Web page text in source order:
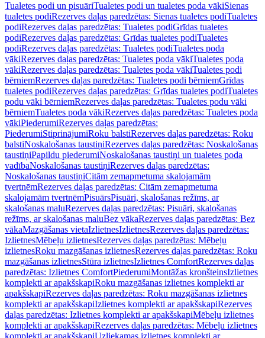
Tualetes podi un pisuāriTualetes podi un tualetes poda vākiSienas
tualetes podiRezerves daļas paredzētas: Sienas tualetes podiTualetes
podiRezerves daļas paredzētas: Tualetes podiGrīdas tualetes
podiRezerves daļas paredzētas: Grīdas tualetes podiTualetes
podiRezerves daļas paredzētas: Tualetes podiTualetes poda
vākiRezerves daļas paredzētas: Tualetes poda vākiTualetes poda
vākiRezerves daļas paredzētas: Tualetes poda vākiTualetes podi
bērniemRezerves daļas paredzētas: Tualetes podi bērniemGrīdas
tualetes podiRezerves daļas paredzētas: Grīdas tualetes podiTualetes
podu vāki bērniemRezerves daļas paredzētas: Tualetes podu vāki
bērniemTualetes poda vākiRezerves daļas paredzētas: Tualetes poda
vākiPiederumiRezerves daļas paredzētas:
PiederumiStiprinājumiRoku balstiRezerves daļas paredzētas: Roku
balstiNoskalošanas taustiņiRezerves daļas paredzētas: Noskalošanas
taustiņiPapildu piederumiNoskalošanas taustiņi un tualetes poda
vadībaNoskalošanas taustiņiRezerves daļas paredzētas:
Noskalošanas taustiņiCitām zemapmetuma skalojamām
tvertnēmRezerves daļas paredzētas: Citām zemapmetuma
skalojamām tvertnēmPisuārsPisuāri, skalošanas režīms, ar
skalošanas maluRezerves daļas paredzētas: Pisuāri, skalošanas
režīms, ar skalošanas maluBez vākaRezerves daļas paredzētas: Bez
vākaMazgāšanas vietaIzlietnesIzlietnesRezerves daļas paredzētas:
IzlietnesMēbeļu izlietnesRezerves daļas paredzētas: Mēbeļu
izlietnesRoku mazgāšanas izlietnesRezerves daļas paredzētas: Roku
mazgāšanas izlietnesStūra izlietnesIzlietnes ComfortRezerves daļas
paredzētas: Izlietnes ComfortPiederumiMontāžas kronšteinsIzlietnes
komplekti ar apakšskapiRoku mazgāšanas izlietnes komplekti ar
apakšskapiRezerves daļas paredzētas: Roku mazgāšanas izlietnes
komplekti ar apakšskapiIzlietnes komplekti ar apakšskapiRezerves
daļas paredzētas: Izlietnes komplekti ar apakšskapiMēbeļu izlietnes
komplekti ar apakšskapiRezerves daļas paredzētas: Mēbeļu izlietnes
komplekti ar apakšskapiUzliekamas izlietnes komplekti ar